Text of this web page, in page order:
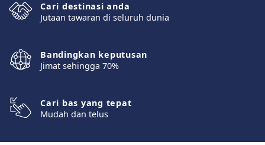
Cari destinasi anda
Jutaan tawaran di seluruh dunia
Bandingkan keputusan
Jimat sehingga 70%
Cari bas yang tepat
Mudah dan telus